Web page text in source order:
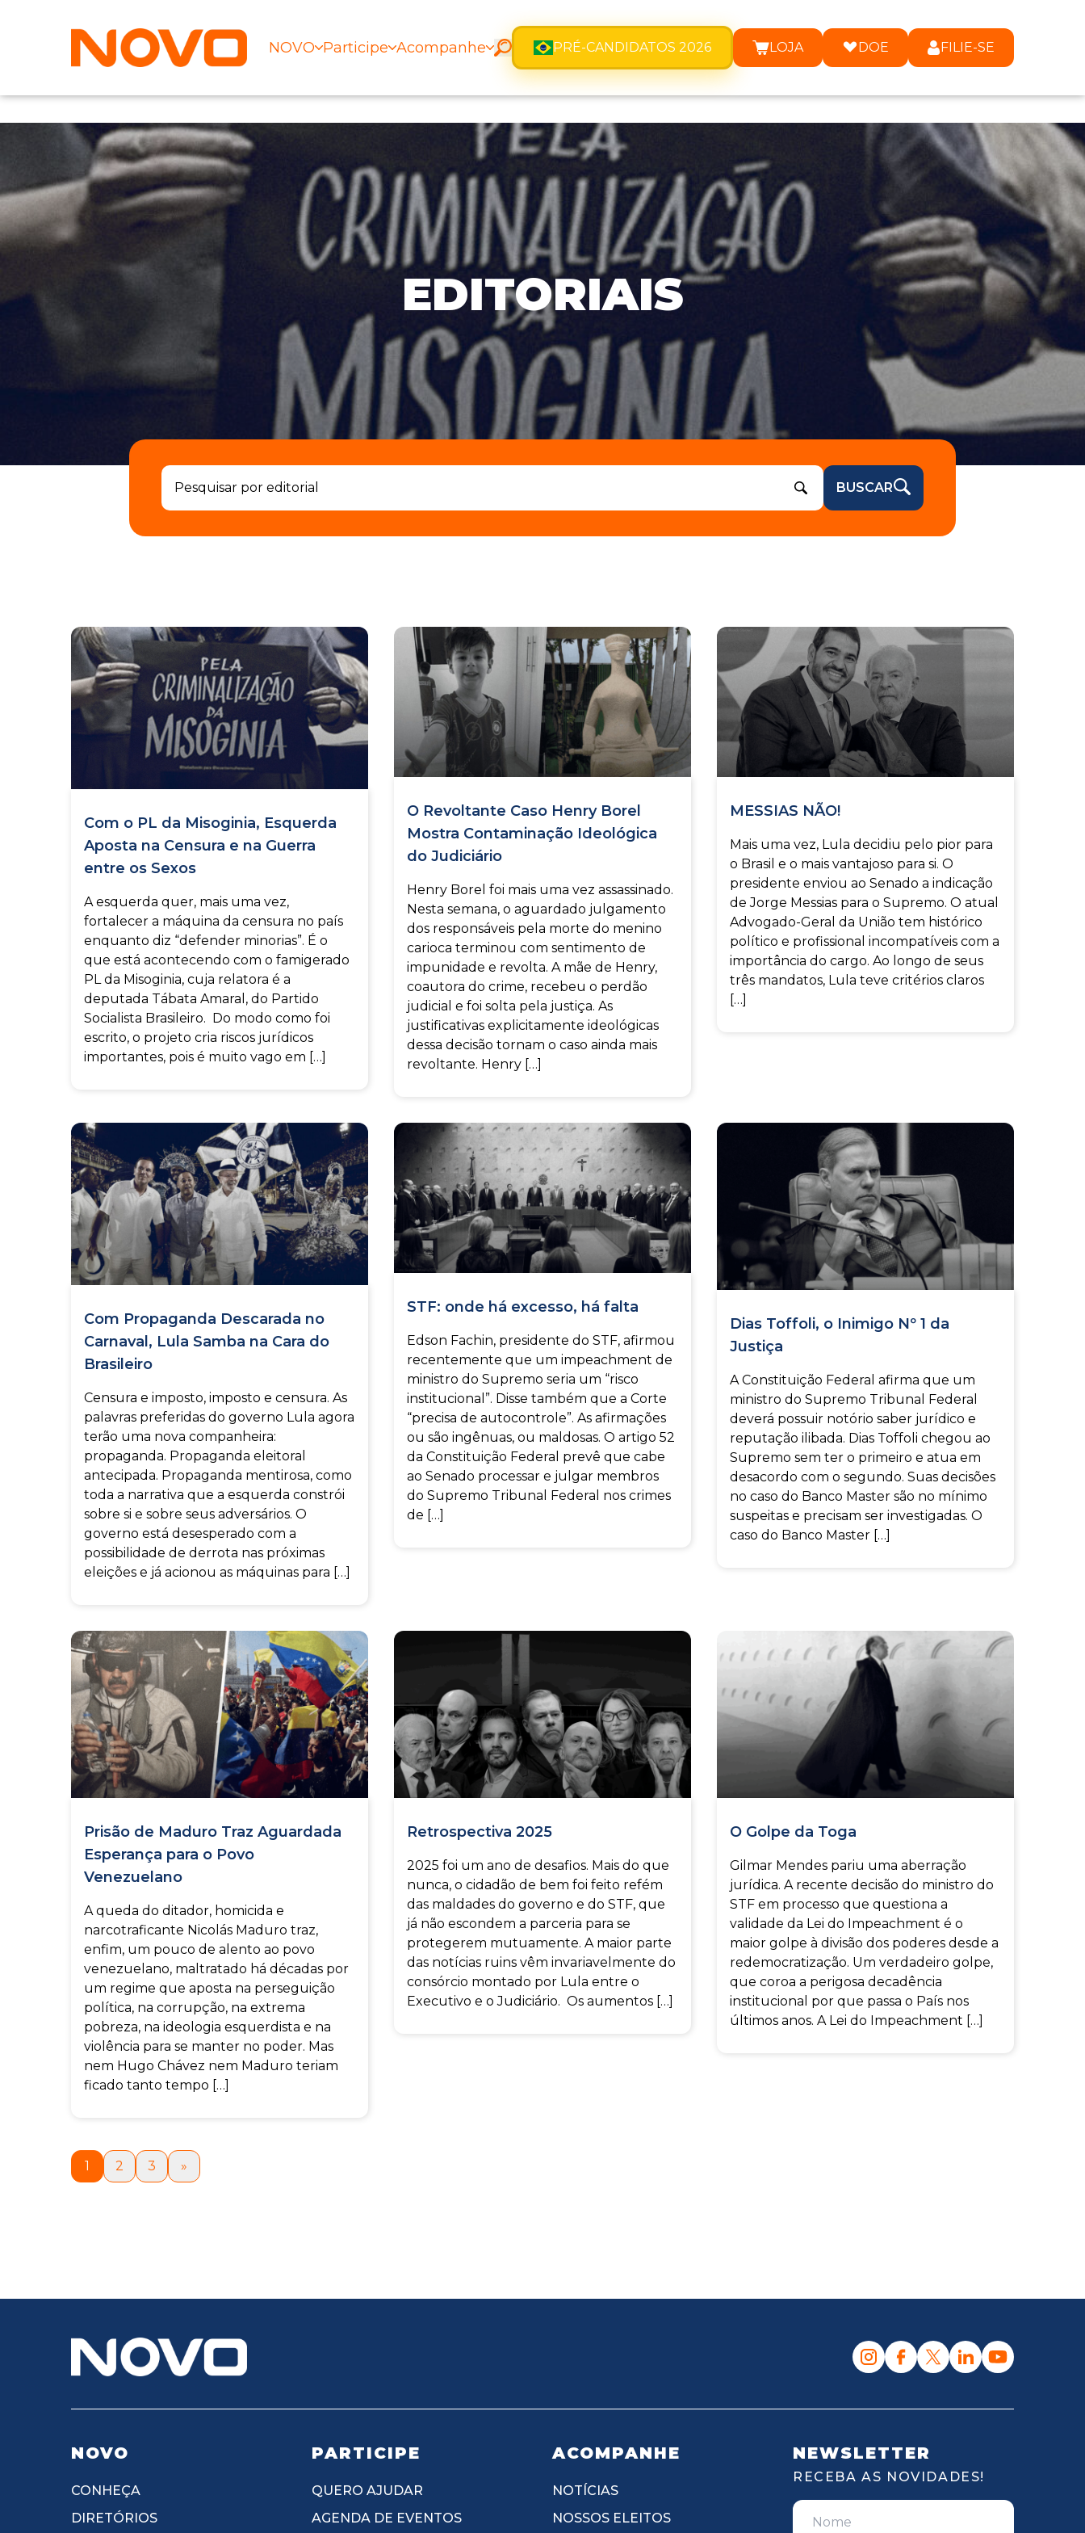
NOVO Participe Acompanhe PRÉ-CANDIDATOS 2026 LOJA DOE FILIE-SE
EDITORIAIS
BUSCAR
Com o PL da Misoginia, Esquerda
Aposta na Censura e na Guerra
entre os Sexos
A esquerda quer, mais uma vez,
fortalecer a máquina da censura no país
enquanto diz “defender minorias”. É o
que está acontecendo com o famigerado
PL da Misoginia, cuja relatora é a
deputada Tábata Amaral, do Partido
Socialista Brasileiro. Do modo como foi
escrito, o projeto cria riscos jurídicos
importantes, pois é muito vago em […]
O Revoltante Caso Henry Borel
Mostra Contaminação Ideológica
do Judiciário
Henry Borel foi mais uma vez assassinado.
Nesta semana, o aguardado julgamento
dos responsáveis pela morte do menino
carioca terminou com sentimento de
impunidade e revolta. A mãe de Henry,
coautora do crime, recebeu o perdão
judicial e foi solta pela justiça. As
justificativas explicitamente ideológicas
dessa decisão tornam o caso ainda mais
revoltante. Henry […]
MESSIAS NÃO!
Mais uma vez, Lula decidiu pelo pior para
o Brasil e o mais vantajoso para si. O
presidente enviou ao Senado a indicação
de Jorge Messias para o Supremo. O atual
Advogado-Geral da União tem histórico
político e profissional incompatíveis com a
importância do cargo. Ao longo de seus
três mandatos, Lula teve critérios claros
[…]
Com Propaganda Descarada no
Carnaval, Lula Samba na Cara do
Brasileiro
Censura e imposto, imposto e censura. As
palavras preferidas do governo Lula agora
terão uma nova companheira:
propaganda. Propaganda eleitoral
antecipada. Propaganda mentirosa, como
toda a narrativa que a esquerda constrói
sobre si e sobre seus adversários. O
governo está desesperado com a
possibilidade de derrota nas próximas
eleições e já acionou as máquinas para […]
STF: onde há excesso, há falta
Edson Fachin, presidente do STF, afirmou
recentemente que um impeachment de
ministro do Supremo seria um “risco
institucional”. Disse também que a Corte
“precisa de autocontrole”. As afirmações
ou são ingênuas, ou maldosas. O artigo 52
da Constituição Federal prevê que cabe
ao Senado processar e julgar membros
do Supremo Tribunal Federal nos crimes
de […]
Dias Toffoli, o Inimigo Nº 1 da
Justiça
A Constituição Federal afirma que um
ministro do Supremo Tribunal Federal
deverá possuir notório saber jurídico e
reputação ilibada. Dias Toffoli chegou ao
Supremo sem ter o primeiro e atua em
desacordo com o segundo. Suas decisões
no caso do Banco Master são no mínimo
suspeitas e precisam ser investigadas. O
caso do Banco Master […]
Prisão de Maduro Traz Aguardada
Esperança para o Povo
Venezuelano
A queda do ditador, homicida e
narcotraficante Nicolás Maduro traz,
enfim, um pouco de alento ao povo
venezuelano, maltratado há décadas por
um regime que aposta na perseguição
política, na corrupção, na extrema
pobreza, na ideologia esquerdista e na
violência para se manter no poder. Mas
nem Hugo Chávez nem Maduro teriam
ficado tanto tempo […]
Retrospectiva 2025
2025 foi um ano de desafios. Mais do que
nunca, o cidadão de bem foi feito refém
das maldades do governo e do STF, que
já não escondem a parceria para se
protegerem mutuamente. A maior parte
das notícias ruins vêm invariavelmente do
consórcio montado por Lula entre o
Executivo e o Judiciário. Os aumentos […]
O Golpe da Toga
Gilmar Mendes pariu uma aberração
jurídica. A recente decisão do ministro do
STF em processo que questiona a
validade da Lei do Impeachment é o
maior golpe à divisão dos poderes desde a
redemocratização. Um verdadeiro golpe,
que coroa a perigosa decadência
institucional por que passa o País nos
últimos anos. A Lei do Impeachment […]
1 2 3 »
NOVO
CONHEÇA
DIRETÓRIOS
PARTICIPE
QUERO AJUDAR
AGENDA DE EVENTOS
ACOMPANHE
NOTÍCIAS
NOSSOS ELEITOS
NEWSLETTER
RECEBA AS NOVIDADES!